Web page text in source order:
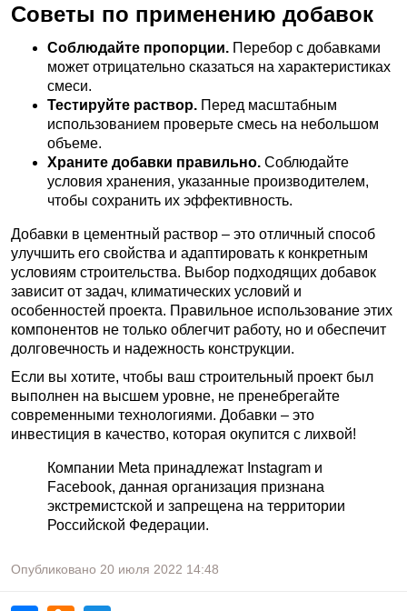
Советы по применению добавок
Соблюдайте пропорции. Перебор с добавками
может отрицательно сказаться на характеристиках
смеси.
Тестируйте раствор. Перед масштабным
использованием проверьте смесь на небольшом
объеме.
Храните добавки правильно. Соблюдайте
условия хранения, указанные производителем,
чтобы сохранить их эффективность.
Добавки в цементный раствор – это отличный способ
улучшить его свойства и адаптировать к конкретным
условиям строительства. Выбор подходящих добавок
зависит от задач, климатических условий и
особенностей проекта. Правильное использование этих
компонентов не только облегчит работу, но и обеспечит
долговечность и надежность конструкции.
Если вы хотите, чтобы ваш строительный проект был
выполнен на высшем уровне, не пренебрегайте
современными технологиями. Добавки – это
инвестиция в качество, которая окупится с лихвой!
Компании Meta принадлежат Instagram и
Facebook, данная организация признана
экстремистской и запрещена на территории
Российской Федерации.
Опубликовано 20 июля 2022 14:48